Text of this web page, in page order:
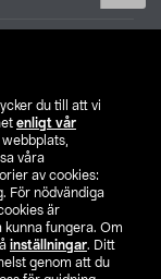
du till att vi
enligt vår
våra
av cookies:
För nödvändiga
är
kunna fungera. Om
inställningar. Ditt
genom att du